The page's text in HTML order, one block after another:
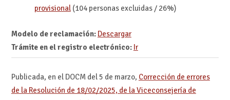
provisional(104 personas excluidas / 26%)
Modelo de reclamación: Descargar
Trámite en el registro electrónico: Ir
Publicada, en el DOCM del 5 de marzo, Corrección de errores
de la Resolución de 18/02/2025, de la Viceconsejería de